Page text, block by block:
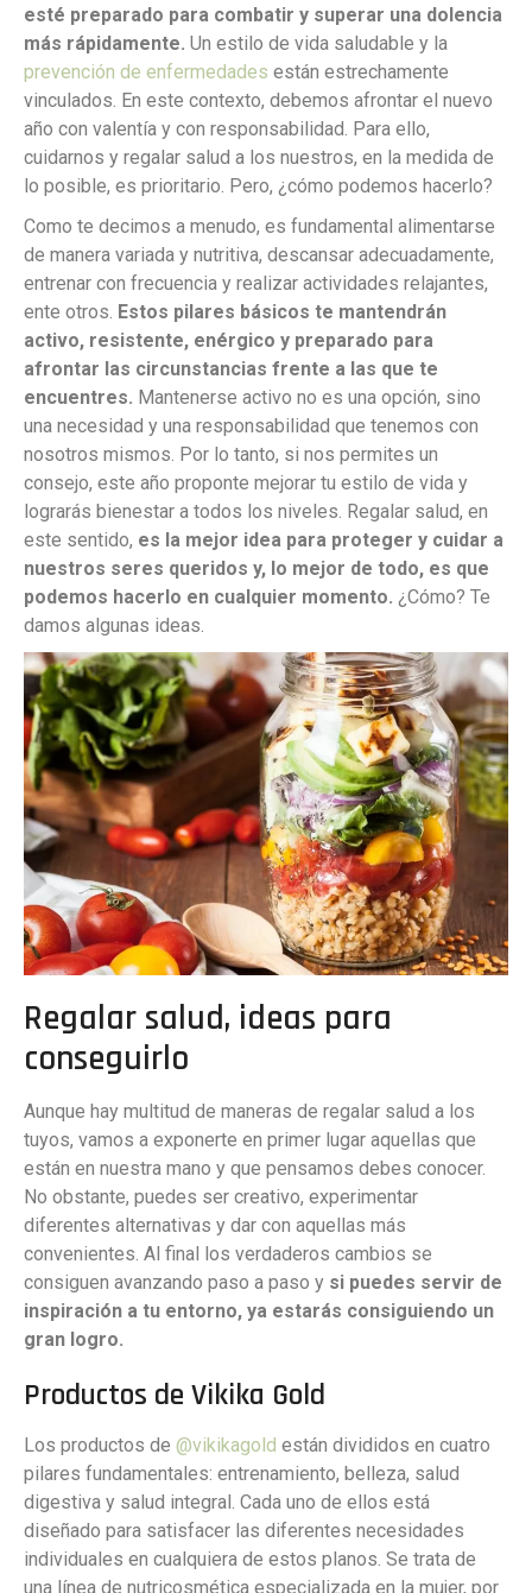
esté preparado para combatir y superar una dolencia
más rápidamente. Un estilo de vida saludable y la
prevención de enfermedades están estrechamente
vinculados. En este contexto, debemos afrontar el nuevo
año con valentía y con responsabilidad. Para ello,
cuidarnos y regalar salud a los nuestros, en la medida de
lo posible, es prioritario. Pero, ¿cómo podemos hacerlo?
Como te decimos a menudo, es fundamental alimentarse
de manera variada y nutritiva, descansar adecuadamente,
entrenar con frecuencia y realizar actividades relajantes,
ente otros. Estos pilares básicos te mantendrán
activo, resistente, enérgico y preparado para
afrontar las circunstancias frente a las que te
encuentres. Mantenerse activo no es una opción, sino
una necesidad y una responsabilidad que tenemos con
nosotros mismos. Por lo tanto, si nos permites un
consejo, este año proponte mejorar tu estilo de vida y
lograrás bienestar a todos los niveles. Regalar salud, en
este sentido, es la mejor idea para proteger y cuidar a
nuestros seres queridos y, lo mejor de todo, es que
podemos hacerlo en cualquier momento. ¿Cómo? Te
damos algunas ideas.
Regalar salud, ideas para
conseguirlo
Aunque hay multitud de maneras de regalar salud a los
tuyos, vamos a exponerte en primer lugar aquellas que
están en nuestra mano y que pensamos debes conocer.
No obstante, puedes ser creativo, experimentar
diferentes alternativas y dar con aquellas más
convenientes. Al final los verdaderos cambios se
consiguen avanzando paso a paso y si puedes servir de
inspiración a tu entorno, ya estarás consiguiendo un
gran logro.
Productos de Vikika Gold
Los productos de @vikikagold están divididos en cuatro
pilares fundamentales: entrenamiento, belleza, salud
digestiva y salud integral. Cada uno de ellos está
diseñado para satisfacer las diferentes necesidades
individuales en cualquiera de estos planos. Se trata de
una línea de nutricosmética especializada en la mujer, por